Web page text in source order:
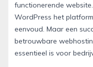
functionerende
WordPress het
eenvoud. Maar een
betrouwbare
essentieel is voor